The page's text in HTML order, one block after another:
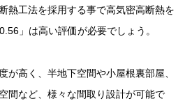
熱工法を採用する事で高気密高断熱を
」は高い評価が必要でしょう。
が高く、半地下空間や小屋根裏部屋、
間など、様々な間取り設計が可能で